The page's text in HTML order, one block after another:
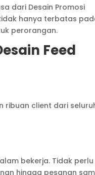
dari Desain Promosi
hanya terbatas
perorangan.
Feed
ribuan client dari
bekerja. Tidak perlu
hingga pesanan